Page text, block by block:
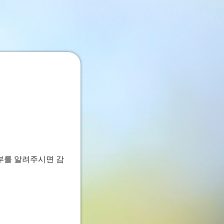
를 알려주시면 감